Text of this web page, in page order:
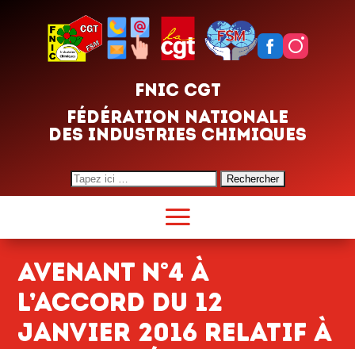
FNIC CGT
FÉDÉRATION NATIONALE
DES INDUSTRIES CHIMIQUES
Search
for:
Avenant n°4 à
l’accord du 12
janvier 2016 relatif à